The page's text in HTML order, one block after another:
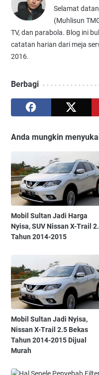
Selamat
(Muhlisun
TV, dan parabola. Blog ini
catatan harian dari meja
2016.
Berbagi
Anda mungkin
Mobil Sultan Jadi Harga
Nyisa, SUV Nissan X-Trail
Tahun 2014-2015
Mobil Sultan Jadi Nyisa,
Nissan X-Trail 2.5 Bekas
Tahun 2014-2015 Dijual
Murah